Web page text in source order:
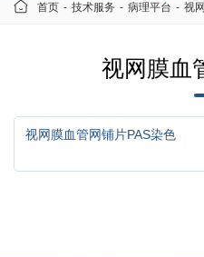
首页 - 技术服务 - 病理平台 - 视
视网膜血
视网膜血管网铺片PAS染色